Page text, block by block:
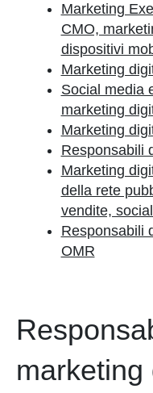
Marketing
CMO,
dispositivi
Marketing
Social media
marketing
Marketing
Responsabili
Marketing
della rete
vendite,
Responsabili
OMR
marketing